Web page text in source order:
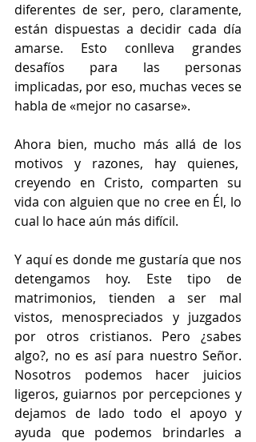
diferentes de ser, pero, claramente,
están dispuestas a decidir cada día
amarse. Esto conlleva grandes
desafíos para las personas
implicadas, por eso, muchas veces se
habla de «mejor no casarse».
Ahora bien, mucho más allá de los
motivos y razones, hay quienes,
creyendo en Cristo, comparten su
vida con alguien que no cree en Él, lo
cual lo hace aún más difícil.
Y aquí es donde me gustaría que nos
detengamos hoy. Este tipo de
matrimonios, tienden a ser mal
vistos, menospreciados y juzgados
por otros cristianos. Pero ¿sabes
algo?, no es así para nuestro Señor.
Nosotros podemos hacer juicios
ligeros, guiarnos por percepciones y
dejamos de lado todo el apoyo y
ayuda que podemos brindarles a